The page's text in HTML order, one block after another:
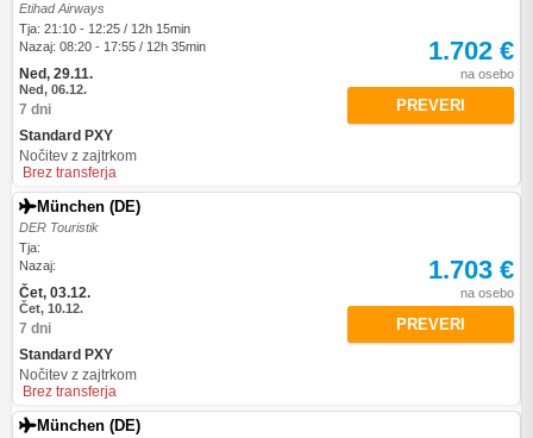
Etihad Airways
Tja: 21:10 - 12:25 / 12h 15min
Nazaj: 08:20 - 17:55 / 12h 35min
Ned, 29.11.
Ned, 06.12.
7 dni
Standard PXY
Nočitev z zajtrkom
Brez transferja
1.702 €
na osebo
PREVERI
München (DE)
DER Touristik
Tja:
Nazaj:
Čet, 03.12.
Čet, 10.12.
7 dni
Standard PXY
Nočitev z zajtrkom
Brez transferja
1.703 €
na osebo
PREVERI
München (DE)